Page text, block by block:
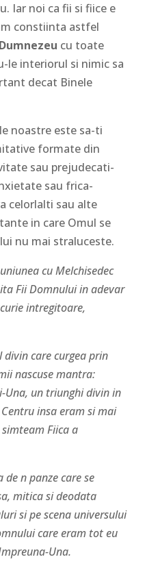
Iar noi ca fii si fiice e
constiinta astfel
cu toate
interiorul si nimic sa
decat Binele
noastre este sa-ti
formate din
sau prejudecati-
sau frica-
celorlalti sau alte
in care Omul se
nu mai straluceste.
cu Melchisedec
Fii Domnului in adevar
intregitoare,
divin care curgea prin
nascuse mantra:
Una, un triunghi divin in
insa eram si mai
Fiica a
de n panze care se
mitica si deodata
si pe scena universului
care eram tot eu
Una.